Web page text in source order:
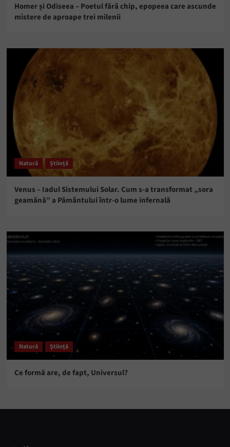
Homer și Odiseea – Poetul fără chip, epopeea care ascunde
mistere de aproape trei milenii
Natură Știință
Venus – Iadul Sistemului Solar. Cum s-a transformat „sora
geamănă” a Pământului într-o lume infernală
Natură Știință
Ce formă are, de fapt, Universul?